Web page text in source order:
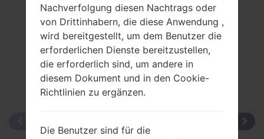
Nachverfolgung diesen Nachtrags oder
von Drittinhabern, die diese Anwendung ,
wird bereitgestellt, um dem Benutzer die
erforderlichen Dienste bereitzustellen,
die erforderlich sind, um andere in
diesem Dokument und in den Cookie-
Richtlinien zu ergänzen.
Die Benutzer sind für die